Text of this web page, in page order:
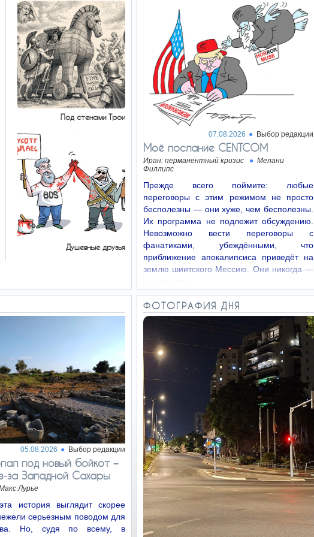
Под стенами Трои
Душевные друзья
07.08.2026 Выбор редакции
Моё послание CENTCOM
Иран: перманентный кризис
Мелани
Филлипс
Прежде всего поймите: любые
переговоры с этим режимом не просто
бесполезны — они хуже, чем бесполезны.
Их программа не подлежит обсуждению.
Невозможно вести переговоры с
фанатиками, убеждёнными, что
приближение апокалипсиса приведёт на
землю шиитского Мессию. Они никогда —
05.08.2026 Выбор редакции
под новый бойкот −
Западной Сахары
Лурье
история выглядит скорее
серьезным поводом для
Но, судя по всему, в
ФОТОГРАФИЯ ДНЯ